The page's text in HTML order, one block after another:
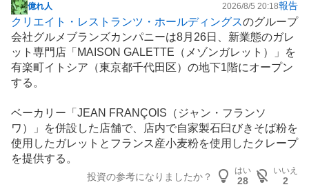
掲
示
板
記
事
億れ人 2026/8/5 20:18報告
クリエイト・レストランツ・ホールディングスのグループ
会社グルメブランズカンパニーは8月26日、新業態のガレ
ット専門店「MAISON GALETTE（メゾンガレット）」を
有楽町イトシア（東京都千代田区）の地下1階にオープン
する。
ベーカリー 「JEAN FRANÇOIS（ジャン・フランソ
ワ）」を併設した店舗で、店内で自家製石臼びきそば粉を
使用したガレットとフランス産小麦粉を使用したクレープ
を提供する。
投資の参考になりましたか？
はい
28
いいえ
2